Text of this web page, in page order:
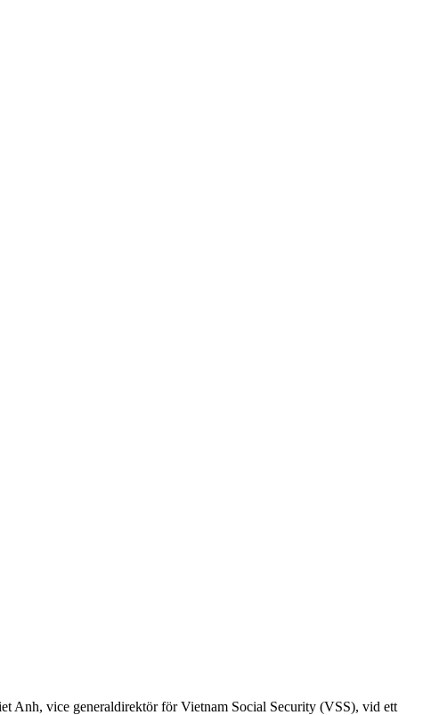
Anh, vice generaldirektör för Vietnam Social Security (VSS), vid ett